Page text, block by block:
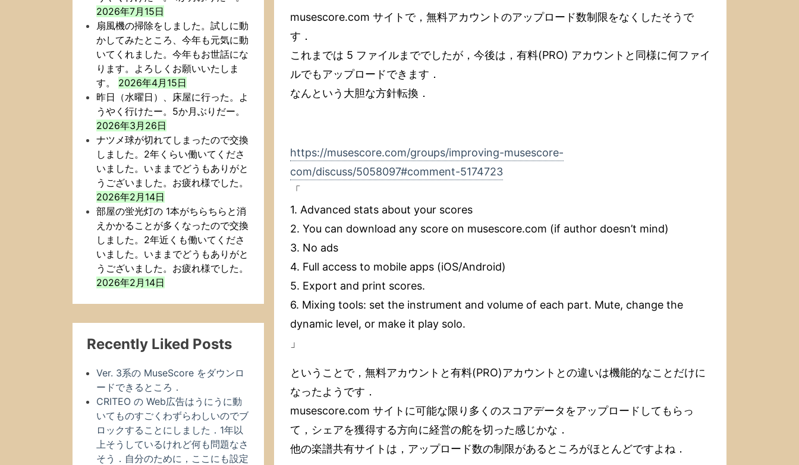
musescore.com サイトで，無料アカウントのアップロード数制限をなくしたそうで
す．
これまでは 5 ファイルまででしたが，今後は，有料(PRO) アカウントと同様に何ファイ
ルでもアップロードできます．
なんという大胆な方針転換．
https://musescore.com/groups/improving-musescore-
com/discuss/5058097#comment-5174723
「
1. Advanced stats about your scores
2. You can download any score on musescore.com (if author doesn’t mind)
3. No ads
4. Full access to mobile apps (iOS/Android)
5. Export and print scores.
6. Mixing tools: set the instrument and volume of each part. Mute, change the
dynamic level, or make it play solo.
」
ということで，無料アカウントと有料(PRO)アカウントとの違いは機能的なことだけに
なったようです．
musescore.com サイトに可能な限り多くのスコアデータをアップロードしてもらっ
て，シェアを獲得する方向に経営の舵を切った感じかな．
他の楽譜共有サイトは，アップロード数の制限があるところがほとんどですよね．
2026年7月15日
扇風機の掃除をしました。試しに動
かしてみたところ、今年も元気に動
いてくれました。今年もお世話にな
ります。よろしくお願いいたしま
す。
2026年4月15日
昨日（水曜日）、床屋に行った。よ
うやく行けたー。5か月ぶりだー。
2026年3月26日
ナツメ球が切れてしまったので交換
しました。2年くらい働いてくださ
いました。いままでどうもありがと
うございました。お疲れ様でした。
2026年2月14日
部屋の蛍光灯の 1本がちらちらと消
えかかることが多くなったので交換
しました。2年近くも働いてくださ
いました。いままでどうもありがと
うございました。お疲れ様でした。
2026年2月14日
Recently Liked Posts
Ver. 3系の MuseScore をダウンロ
ードできるところ．
CRITEO の Web広告はうにうに動
いてものすごくわずらわしいのでブ
ロックすることにしました．1年以
上そうしているけれど何も問題なさ
そう．自分のために，ここにも設定